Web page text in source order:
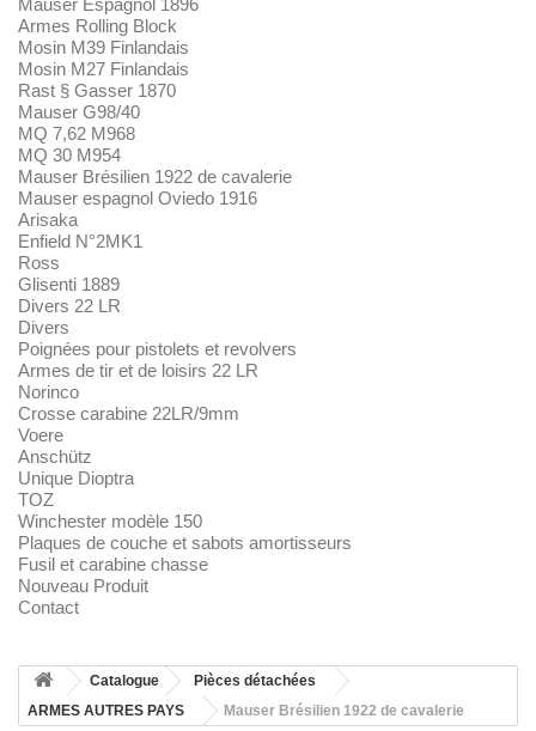
Mauser Espagnol 1896
Armes Rolling Block
Mosin M39 Finlandais
Mosin M27 Finlandais
Rast § Gasser 1870
Mauser G98/40
MQ 7,62 M968
MQ 30 M954
Mauser Brésilien 1922 de cavalerie
Mauser espagnol Oviedo 1916
Arisaka
Enfield N°2MK1
Ross
Glisenti 1889
Divers 22 LR
Divers
Poignées pour pistolets et revolvers
Armes de tir et de loisirs 22 LR
Norinco
Crosse carabine 22LR/9mm
Voere
Anschütz
Unique Dioptra
TOZ
Winchester modèle 150
Plaques de couche et sabots amortisseurs
Fusil et carabine chasse
Nouveau Produit
Contact
Catalogue
Pièces détachées
ARMES AUTRES PAYS
Mauser Brésilien 1922 de cavalerie